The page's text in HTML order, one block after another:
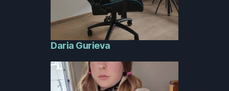
Daria Gurieva